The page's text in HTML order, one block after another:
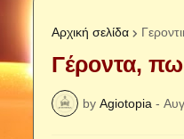
Αρχική σελίδα
Γέροντα,
by Agiotopia -